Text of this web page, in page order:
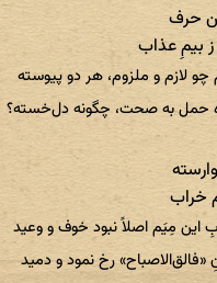
حرف
عذاب
لازم و ملزوم، هر دو پیوسته
حمل به صحت، چگونه دل‌خسته؟
خراب
این مِیَم اصلاً نبود خوف و وعید
«فالق‌الاصباح» رخ نمود و دمید